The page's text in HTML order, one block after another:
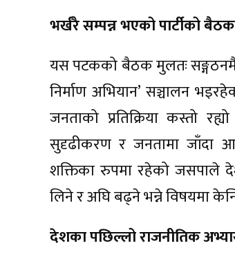
भर्खरै सम्पन्न भएको पार्टीको
यस पटकको बैठक मुलतः सङ्गठनमै
निर्माण अभियान’ सञ्चालन
जनताको प्रतिक्रिया कस्तो
सुदृढीकरण र जनतामा जाँदा
शक्तिका रुपमा रहेको जसपाले
लिने र अघि बढ्ने भन्ने विषयमा
देशका पछिल्लो राजनीतिक